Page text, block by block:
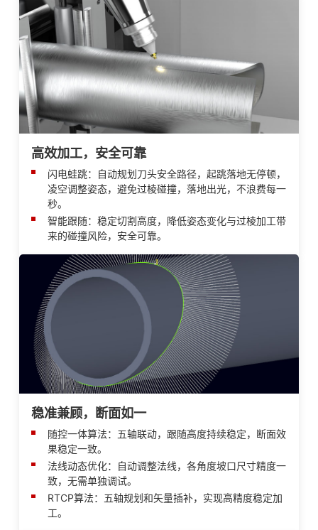
高效加工，安全可靠
闪电蛙跳：自动规划刀头安全路径，起跳落地无停顿，
凌空调整姿态，避免过棱碰撞，落地出光，不浪费每一
秒。
智能跟随：稳定切割高度，降低姿态变化与过棱加工带
来的碰撞风险，安全可靠。
稳准兼顾，断面如一
随控一体算法：五轴联动，跟随高度持续稳定，断面效
果稳定一致。
法线动态优化：自动调整法线，各角度坡口尺寸精度一
致，无需单独调试。
RTCP算法：五轴规划和矢量插补，实现高精度稳定加
工。